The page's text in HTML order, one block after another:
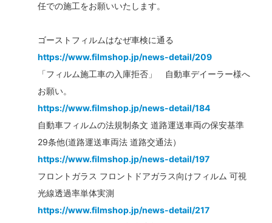
任での施工をお願いいたします。
ゴーストフィルムはなぜ車検に通る
https://www.filmshop.jp/news-detail/209
「フィルム施工車の入庫拒否」 自動車デイーラー様へ
お願い。
https://www.filmshop.jp/news-detail/184
自動車フィルムの法規制条文 道路運送車両の保安基準
29条他(道路運送車両法 道路交通法）
https://www.filmshop.jp/news-detail/197
フロントガラス フロントドアガラス向けフィルム 可視
光線透過率単体実測
https://www.filmshop.jp/news-detail/217